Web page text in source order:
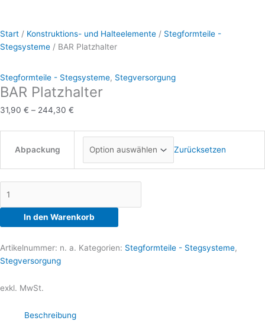
Start / Konstruktions- und Halteelemente / Stegformteile -
Stegsysteme / BAR Platzhalter
Stegformteile - Stegsysteme, Stegversorgung
BAR Platzhalter
31,90 € – 244,30 €
Abpackung Zurücksetzen
Platzhalter
Menge
In den Warenkorb
Artikelnummer: n. a. Kategorien: Stegformteile - Stegsysteme,
Stegversorgung
exkl. MwSt.
Beschreibung
Produkt
auf.
auf
der
Produktseite
Produkt
auf.
auf
der
Produktseite
Produkt
weist
auf.
Die
Optionen
Produktseite
Produkt
auf.
auf
der
Produktseite